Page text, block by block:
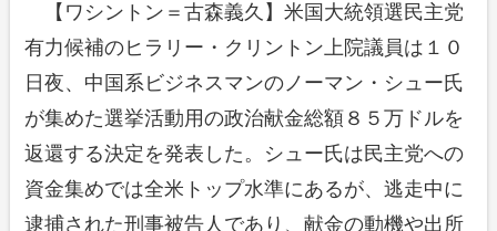
【ワシントン＝古森義久】米国大統領選民主党
有力候補のヒラリー・クリントン上院議員は１０
日夜、中国系ビジネスマンのノーマン・シュー氏
が集めた選挙活動用の政治献金総額８５万ドルを
返還する決定を発表した。シュー氏は民主党への
資金集めでは全米トップ水準にあるが、逃走中に
逮捕された刑事被告人であり、献金の動機や出所